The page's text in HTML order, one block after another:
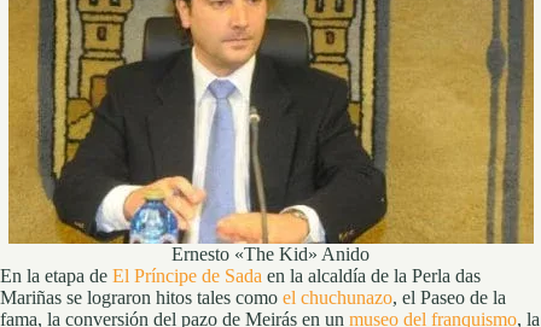
Ernesto «The Kid» Anido
En la etapa de El Príncipe de Sada en la alcaldía de la Perla das
Mariñas se lograron hitos tales como el chuchunazo, el Paseo de la
fama, la conversión del pazo de Meirás en un museo del franquismo, la